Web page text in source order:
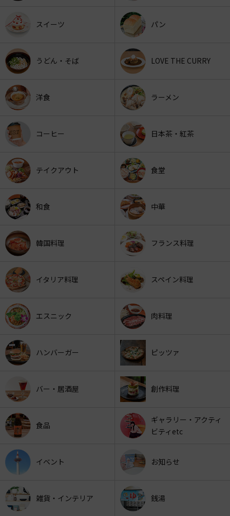
スイーツ パン
うどん・そば LOVE THE CURRY
洋食 ラーメン
コーヒー 日本茶・紅茶
テイクアウト 食堂
和食 中華
韓国料理 フランス料理
イタリア料理 スペイン料理
エスニック 肉料理
ハンバーガー ピッツァ
バー・居酒屋 創作料理
食品
ギャラリー・アクティ
ビティetc
イベント お知らせ
雑貨・インテリア 銭湯